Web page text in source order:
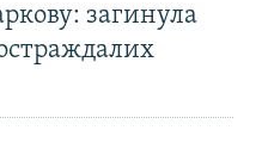
загинула